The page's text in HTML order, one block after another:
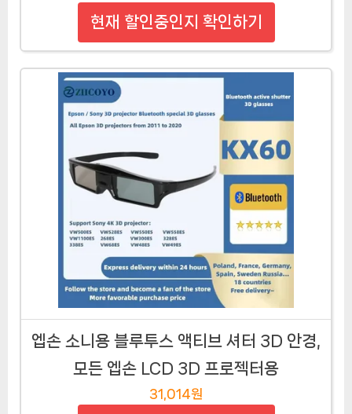
현재 할인중인지 확인하기
엡손 소니용 블루투스 액티브 셔터 3D 안경,
모든 엡손 LCD 3D 프로젝터용
31,014원